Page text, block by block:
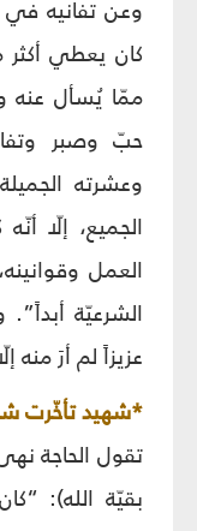
وعن تفانيه
كان يعطي
ممّا يُسأل عنه
حبّ وصبر
وعشرته
الجميع، إلّا
العمل
الشرعيّة
عزيزاً لم أرَ منه
*شهيد تأخّرت
تقول الحاجة
بقيّة الله):